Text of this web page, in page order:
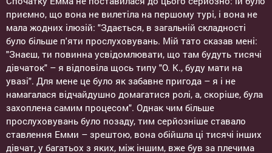
приємно, що вона не вилетіла на першому турі, і вона не
мала жодних ілюзій: "Здається, в загальній складності
було більше п'яти прослуховувань. Мій тато сказав мені:
"Знаєш, ти повинна усвідомлювати, що там будуть тисячі
дівчаток" – я відповіла щось типу "O. K., буду мати на
увазі". Для мене це було як забавне пригода – я і не
намагалася відчайдушно домагатися ролі, а, скоріше, була
захоплена самим процесом". Однак чим більше
прослуховувань було позаду, тим серйозніше ставало
ставлення Емми – зрештою, вона обійшла ці тисячі інших
дівчат, у багатьох з яких, між іншим, вже був за плечима